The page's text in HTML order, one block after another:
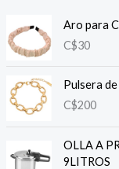
Aro para
C$30
Pulsera
C$200
OLLA A
9LITROS